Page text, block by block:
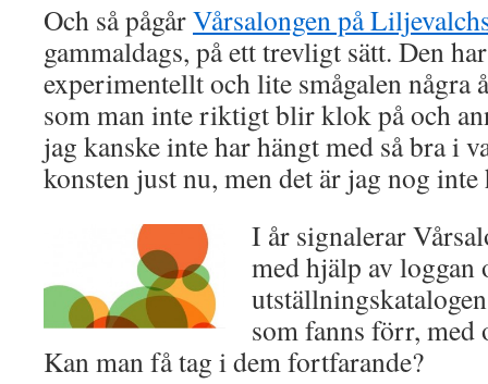
Och så pågårVårsalongen på
gammaldags, på ett trevligt sätt. Den
experimentellt och lite smågalen några
som man inte riktigt blir klok på och
jag kanske inte har hängt med så bra i
konsten just nu, men det är jag nog inte
I år signalerar
med hjälp av loggan
som fanns förr,
Kan man få tag i dem fortfarande?